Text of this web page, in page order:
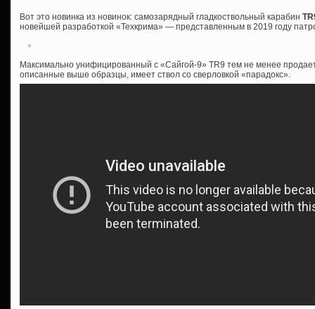
Вот это новинка из новинок: самозарядный гладкоствольный карабин
новейшей разработкой «Техкрима» — представленным в 2019 году
Максимально унифицированный с «Сайгой-9» TR9 тем не менее
описанные выше образцы, имеет ствол со сверловкой «парадокс».